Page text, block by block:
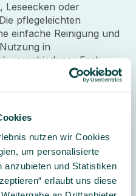
nutzen wir Cookies
um personalisierte
anzubieten und Statistiken
erlaubt uns diese
Leseecken oder
pflegeleichten
einfache Reinigung und
in
verschiedener Farb-
sich die Bücherbank
Raumkonzepte
Variante im